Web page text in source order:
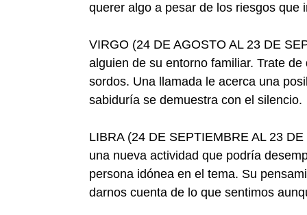
querer algo a pesar de los riesgos que
VIRGO (24 DE AGOSTO AL 23 DE
alguien de su entorno familiar. Trate
sordos. Una llamada le acerca una
sabiduría se demuestra con el silencio.
LIBRA (24 DE SEPTIEMBRE AL 23
una nueva actividad que podría
persona idónea en el tema. Su
darnos cuenta de lo que sentimos